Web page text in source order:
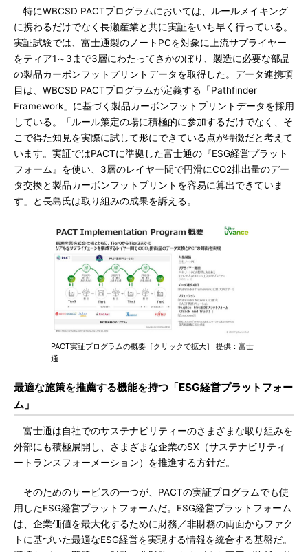
特にWBCSD PACTプログラムにおいては、ルールメイキング
に携わるだけでなく長瀬産業と共に実証をいち早く行っている。
実証試験では、富士通製のノートPCを対象に上流サプライヤー
をティア1～3まで3層にわたってさかのぼり、製造に必要な部品
の製品カーボンフットプリントデータを取得した。データ連携項
目は、WBCSD PACTプログラムが定義する「Pathfinder
Framework」に基づく製品カーボンフットプリントデータを採用
している。「ルール策定の場に積極的に参加するだけでなく、そ
こで得た知見を実際に試して形にできている点が特徴だと考えて
います。実証ではPACTに準拠した富士通の『ESG経営プラット
フォーム』を使い、3層のレイヤー間で円滑にCO2排出量のデー
タ交換と製品カーボンフットプリントを容易に算出できていま
す」と長島氏は取り組みの成果を訴える。
PACT実証プログラムの概要［クリックで拡大］ 提供：富士
通
最適な施策を推薦する機能を持つ「ESG経営プラットフォー
ム」
富士通は自社でのサステナビリティーのさまざまな取り組みを
外部にも積極展開し、さまざまな企業のSX（サステナビリティ
ートランスフォーメーション）を推進する方針だ。
そのためのサービスの一つが、PACTの実証プログラムでも使
用したESG経営プラットフォームだ。ESG経営プラットフォーム
は、企業価値を最大化するために財務／非財務の両面からファク
トに基づいた最適なESG経営を実現する情報を統合する基盤だ。